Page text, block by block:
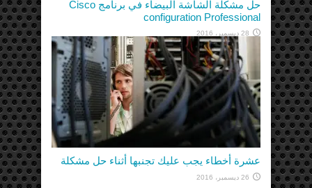
حل مشكلة الشاشة البيضاء في برنامج Cisco
configuration Professional
28 ديسمبر، 2016
عشرة أخطاء يجب عليك تجنبها أثناء حل مشكلة
26 ديسمبر، 2016